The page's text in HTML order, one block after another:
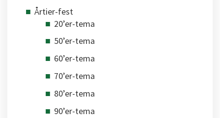
Årtier-fest
20’er-tema
50’er-tema
60’er-tema
70’er-tema
80’er-tema
90’er-tema